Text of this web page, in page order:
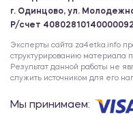
г. Одинцово, ул.
Р/счет
Эксперты сайта za4etka.info
структурированию материала
Результат данной работы не
служить источником для его
Мы принимаем: